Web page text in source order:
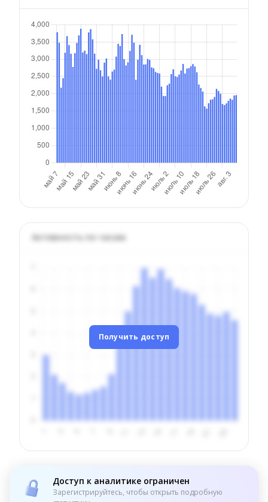
Активность по часам
Получить доступ
Доступ к аналитике ограничен
Зарегистрируйтесь, чтобы открыть подробную